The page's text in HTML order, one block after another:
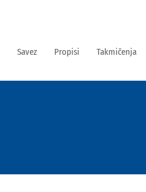
Savez Propisi Takmičenja